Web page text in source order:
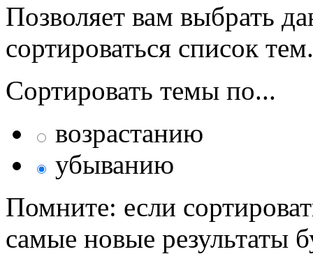
Позволяет вам выбрать
сортироваться список тем.
Сортировать темы по...
возрастанию
убыванию
Помните: если
самые новые результаты